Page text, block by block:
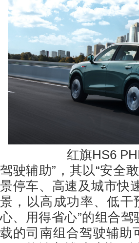
红旗HS6 PHEV
驾驶辅助”，其以“安全
景停车、高速及城市快
景，以高成功率、低干
心、用得省心”的组合
载的司南组合驾驶辅助